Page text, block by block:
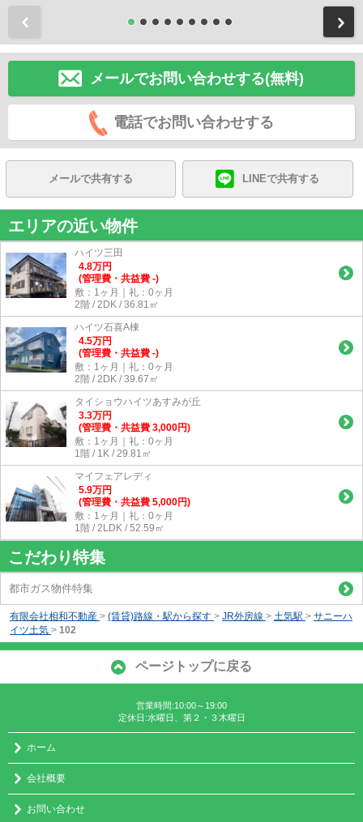
メールでお問い合わせする(無料)
電話でお問い合わせする
メールで共有する LINEで共有する
エリアの近い物件
ハイツ三田
4.8万円
(管理費・共益費 -)
敷：1ヶ月｜礼：0ヶ月
2階 / 2DK / 36.81㎡
ハイツ石喜A棟
4.5万円
(管理費・共益費 -)
敷：1ヶ月｜礼：0ヶ月
2階 / 2DK / 39.67㎡
タイショウハイツあすみが丘
3.3万円
(管理費・共益費 3,000円)
敷：1ヶ月｜礼：0ヶ月
1階 / 1K / 29.81㎡
マイフェアレディ
5.9万円
(管理費・共益費 5,000円)
敷：1ヶ月｜礼：0ヶ月
1階 / 2LDK / 52.59㎡
こだわり特集
都市ガス物件特集
有限会社相和不動産 > (賃貸)路線・駅から探す > JR外房線 > 土気駅 > サニーハ
イツ土気 > 102
ページトップに戻る
営業時間:10:00～19:00
定休日:水曜日、第２・３木曜日
ホーム
会社概要
お問い合わせ